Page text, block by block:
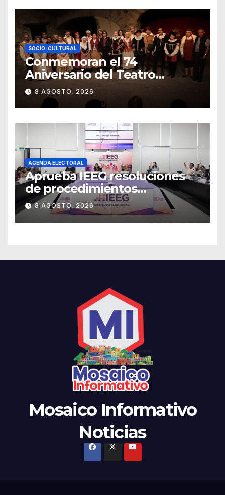
SOCIO-CULTURAL
Conmemoran el 74
Aniversario del Teatro
Universitario con una
representación del
“Retablillo jovial”
8 AGOSTO, 2026
AGENDA ELECTORAL
Aprueba IEEG resoluciones
de procedimientos
sancionadores
8 AGOSTO, 2026
Mosaico Informativo
Noticias